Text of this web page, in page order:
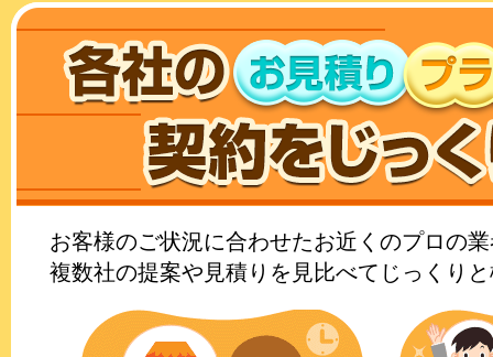
お客様のご状況に合わせたお近くのプロの
複数社の提案や見積りを見比べてじっくり